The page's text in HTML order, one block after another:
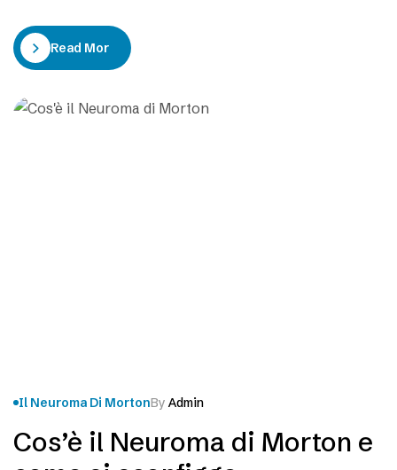
cause del Neuroma di Morton sono spesso
riconducibili a una compressione dei nervi sensitivi
riferiamo…
Read More
Il Neuroma Di MortonBy Admin
Cos’è il Neuroma di Morton e